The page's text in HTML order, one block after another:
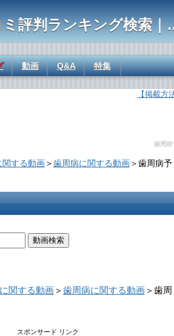
歯医者の口コ
動画 Q&A 特集
【掲載方
歯周病
関する動画＞歯周病に関する動画＞歯周病予
関する動画＞ 歯周病に関する動画＞ 歯周
スポンサード リンク